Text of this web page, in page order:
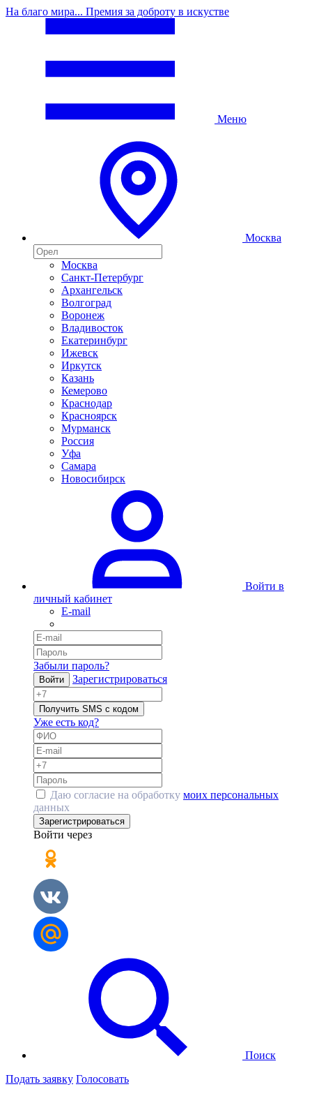
На благо мира... Премия за доброту в искустве
Меню
Москва
Москва
Санкт-Петербург
Архангельск
Волгоград
Воронеж
Владивосток
Екатеринбург
Ижевск
Иркутск
Казань
Кемерово
Краснодар
Красноярск
Мурманск
Россия
Уфа
Самара
Новосибирск
Войти в
личный кабинет
E-mail
Забыли пароль?
Войти Зарегистрироваться
Получить SMS с кодом
Уже есть код?
Даю согласие на обработку моих персональных
данных
Зарегистрироваться
Войти через
Поиск
Подать заявку Голосовать